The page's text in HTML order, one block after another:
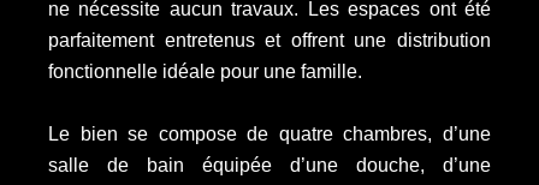
ne nécessite aucun travaux. Les espaces ont été
parfaitement entretenus et offrent une distribution
fonctionnelle idéale pour une famille.
Le bien se compose de quatre chambres, d’une
salle de bain équipée d’une douche, d’une